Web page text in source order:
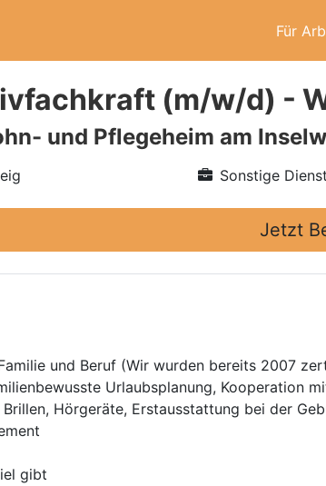
Für
(m/w/d) -
und Pflegeheim am
Sonstige
Jetzt
und Beruf (Wir wurden bereits 2007
Urlaubsplanung, Kooperation
Hörgeräte, Erstausstattung bei der
gibt